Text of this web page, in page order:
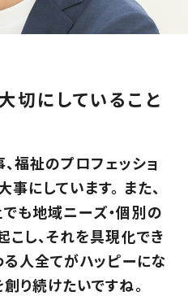
切にしていること
福祉のプロフェッショ
にしています。 また、
も地域ニーズ・個別の
こし、それを具現化でき
る人全てがハッピーにな
り続けたいですね。